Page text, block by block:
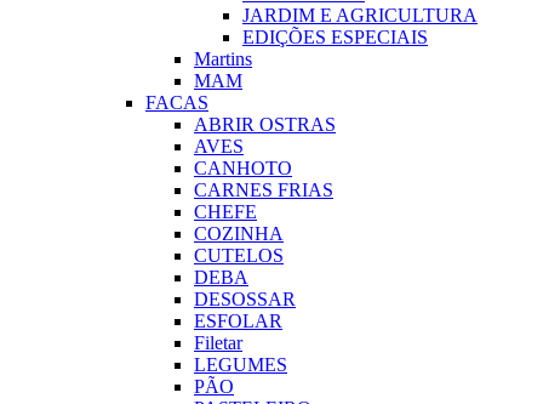
JARDIM E AGRICULTURA
EDIÇÕES ESPECIAIS
Martins
MAM
FACAS
ABRIR OSTRAS
AVES
CANHOTO
CARNES FRIAS
CHEFE
COZINHA
CUTELOS
DEBA
DESOSSAR
ESFOLAR
Filetar
LEGUMES
PÃO